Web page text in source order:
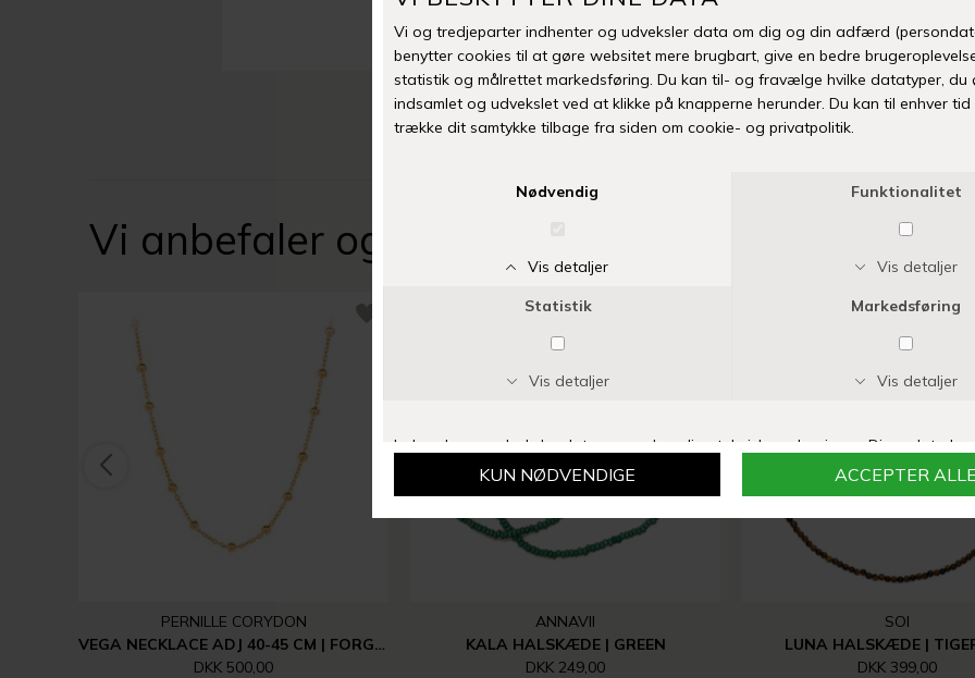
Fri
Vi anbefaler også
PERNILLE CORYDON
VEGA NECKLACE ADJ 40-45 CM | FORGYLDT
DKK 500,00
ANNAVII
KALA HALSKÆDE | GREEN
DKK 249,00
SOI
LUNA HALSKÆDE |
DKK 399,00